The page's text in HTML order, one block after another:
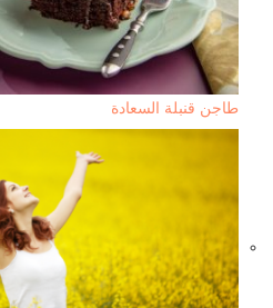
طاجن قنبلة السعادة